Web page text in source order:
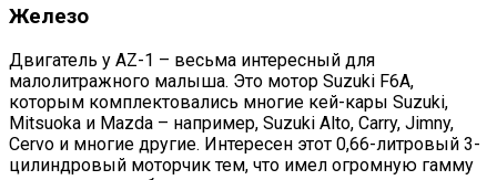
Железо
Двигатель у AZ-1 – весьма интересный для
малолитражного малыша. Это мотор Suzuki F6A,
которым комплектовались многие кей-кары Suzuki,
Mitsuoka и Mazda – например, Suzuki Alto, Carry, Jimny,
Cervo и многие другие. Интересен этот 0,66-литровый 3-
цилиндровый моторчик тем, что имел огромную гамму